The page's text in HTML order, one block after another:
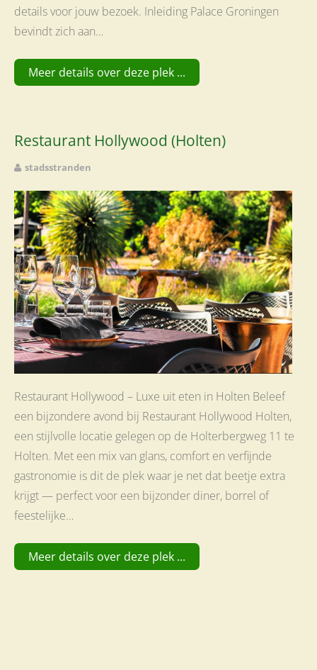
details voor jouw bezoek. Inleiding Palace Groningen
bevindt zich aan…
Meer details over deze plek ...
Restaurant Hollywood (Holten)
stadsstranden
Restaurant Hollywood – Luxe uit eten in Holten Beleef
een bijzondere avond bij Restaurant Hollywood Holten,
een stijlvolle locatie gelegen op de Holterbergweg 11 te
Holten. Met een mix van glans, comfort en verfijnde
gastronomie is dit de plek waar je net dat beetje extra
krijgt — perfect voor een bijzonder diner, borrel of
feestelijke…
Meer details over deze plek ...